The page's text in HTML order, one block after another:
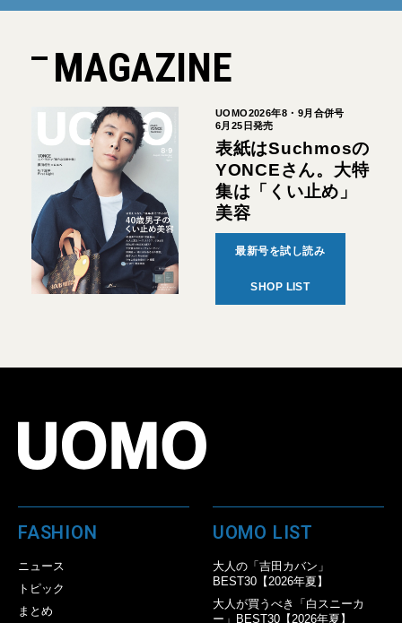
MAGAZINE
UOMO2026年8・9月合併号
6月25日発売
表紙はSuchmosの
YONCEさん。大特
集は「くい止め」
美容
最新号を試し読み
SHOP LIST
FASHION
ニュース
トピック
まとめ
UOMO LIST
大人の「吉田カバン」
BEST30【2026年夏】
大人が買うべき「白スニーカ
ー」BEST30【2026年夏】